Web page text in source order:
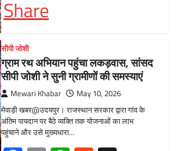
UDAIPUR CITY NEWS
दूरसंचार सलाहकार समिति की बैठक का
हुआ आयोजन
Mewari Khabar
मेवाड़ी खबर@उदयपुर।दूर संचार सलाहकार समिति की
बैठक बुधवार को भारत संचार निगम लिमिटेड बीएसएनएल
के सभागार में सांसद उदयपुर डॉ.…
Facebook
EmailWhatsApp
Reddit
X
Share